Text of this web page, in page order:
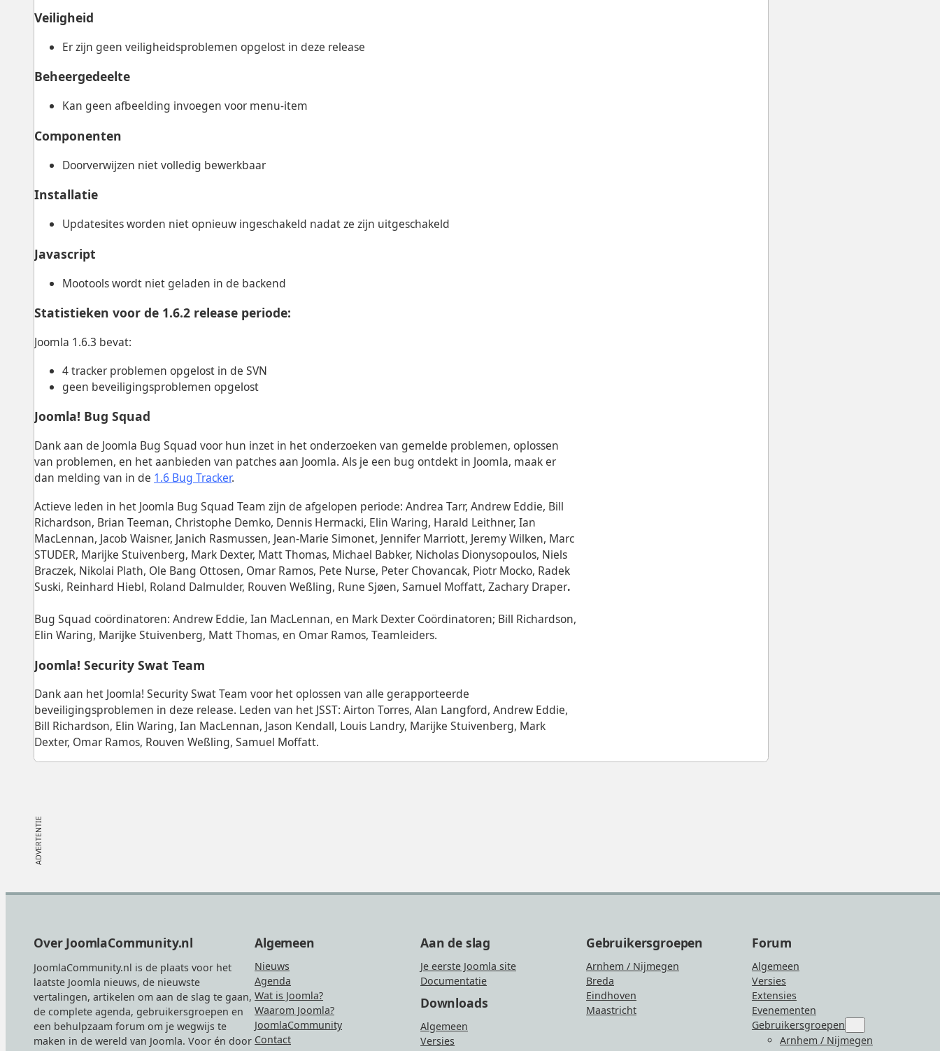
Veiligheid
Er zijn geen veiligheidsproblemen opgelost in deze release
Beheergedeelte
Kan geen afbeelding invoegen voor menu-item
Componenten
Doorverwijzen niet volledig bewerkbaar
Installatie
Updatesites worden niet opnieuw ingeschakeld nadat ze zijn uitgeschakeld
Javascript
Mootools wordt niet geladen in de backend
Statistieken voor de 1.6.2 release periode:
Joomla 1.6.3 bevat:
4 tracker problemen opgelost in de SVN
geen beveiligingsproblemen opgelost
Joomla! Bug Squad
Dank aan de Joomla Bug Squad voor hun inzet in het onderzoeken van gemelde problemen, oplossen
van problemen, en het aanbieden van patches aan Joomla. Als je een bug ontdekt in Joomla, maak er
dan melding van in de 1.6 Bug Tracker.
Actieve leden in het Joomla Bug Squad Team zijn de afgelopen periode: Andrea Tarr, Andrew Eddie, Bill
Richardson, Brian Teeman, Christophe Demko, Dennis Hermacki, Elin Waring, Harald Leithner, Ian
MacLennan, Jacob Waisner, Janich Rasmussen, Jean-Marie Simonet, Jennifer Marriott, Jeremy Wilken, Marc
STUDER, Marijke Stuivenberg, Mark Dexter, Matt Thomas, Michael Babker, Nicholas Dionysopoulos, Niels
Braczek, Nikolai Plath, Ole Bang Ottosen, Omar Ramos, Pete Nurse, Peter Chovancak, Piotr Mocko, Radek
Suski, Reinhard Hiebl, Roland Dalmulder, Rouven Weßling, Rune Sjøen, Samuel Moffatt, Zachary Draper.
Bug Squad coördinatoren: Andrew Eddie, Ian MacLennan, en Mark Dexter Coördinatoren; Bill Richardson,
Elin Waring, Marijke Stuivenberg, Matt Thomas, en Omar Ramos, Teamleiders.
Joomla! Security Swat Team
Dank aan het Joomla! Security Swat Team voor het oplossen van alle gerapporteerde
beveiligingsproblemen in deze release. Leden van het JSST: Airton Torres, Alan Langford, Andrew Eddie,
Bill Richardson, Elin Waring, Ian MacLennan, Jason Kendall, Louis Landry, Marijke Stuivenberg, Mark
Dexter, Omar Ramos, Rouven Weßling, Samuel Moffatt.
Over JoomlaCommunity.nl
JoomlaCommunity.nl is de plaats voor het
laatste Joomla nieuws, de nieuwste
vertalingen, artikelen om aan de slag te gaan,
de complete agenda, gebruikersgroepen en
een behulpzaam forum om je wegwijs te
maken in de wereld van Joomla. Voor én door
Algemeen
Nieuws
Agenda
Wat is Joomla?
Waarom Joomla?
JoomlaCommunity
Contact
Aan de slag
Je eerste Joomla site
Documentatie
Downloads
Algemeen
Versies
Gebruikersgroepen
Arnhem / Nijmegen
Breda
Eindhoven
Maastricht
Forum
Algemeen
Versies
Extensies
Evenementen
Gebruikersgroepen
for
Arnhem / Nijmegen